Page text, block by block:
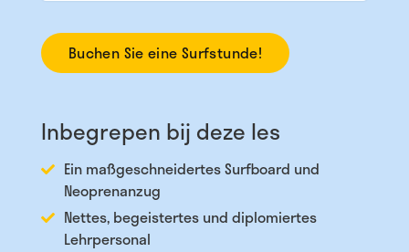
Buchen Sie eine Surfstunde!
Inbegrepen bij deze les
Ein maßgeschneidertes Surfboard und
Neoprenanzug
Nettes, begeistertes und diplomiertes
Lehrpersonal